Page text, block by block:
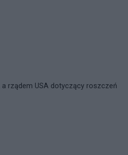
a rządem USA dotyczący roszczeń